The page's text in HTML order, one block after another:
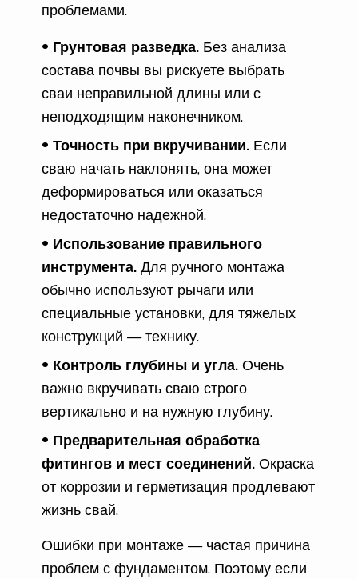
проблемами.
Грунтовая разведка. Без анализа
состава почвы вы рискуете выбрать
сваи неправильной длины или с
неподходящим наконечником.
Точность при вкручивании. Если
сваю начать наклонять, она может
деформироваться или оказаться
недостаточно надежной.
Использование правильного
инструмента. Для ручного монтажа
обычно используют рычаги или
специальные установки, для тяжелых
конструкций — технику.
Контроль глубины и угла. Очень
важно вкручивать сваю строго
вертикально и на нужную глубину.
Предварительная обработка
фитингов и мест соединений. Окраска
от коррозии и герметизация продлевают
жизнь свай.
Ошибки при монтаже — частая причина
проблем с фундаментом. Поэтому если